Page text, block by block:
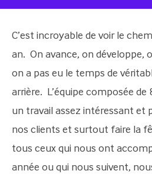
C’est incroyable de voir le
an. On avance, on développe,
on a pas eu le temps de
arrière. L’équipe composée
un travail assez intéressant et
nos clients et surtout faire la
tous ceux qui nous ont
année ou qui nous suivent,